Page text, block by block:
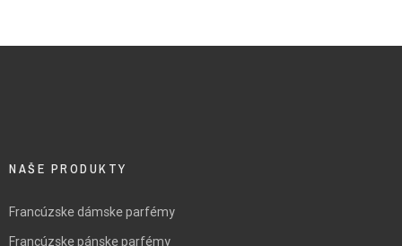
NAŠE PRODUKTY
Francúzske dámske parfémy
Francúzske pánske parfémy